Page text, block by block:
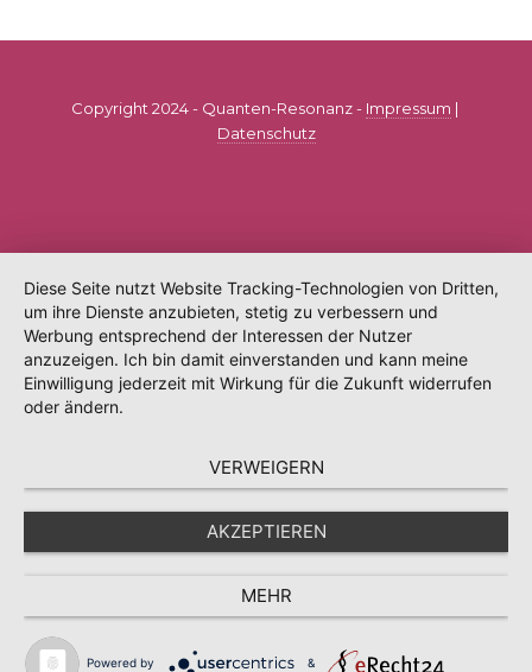
Copyright 2024 - Quanten-Resonanz - Impressum |
Datenschutz
Diese Seite nutzt Website Tracking-Technologien von Dritten,
um ihre Dienste anzubieten, stetig zu verbessern und
Werbung entsprechend der Interessen der Nutzer
anzuzeigen. Ich bin damit einverstanden und kann meine
Einwilligung jederzeit mit Wirkung für die Zukunft widerrufen
oder ändern.
VERWEIGERN
AKZEPTIEREN
MEHR
Powered by &